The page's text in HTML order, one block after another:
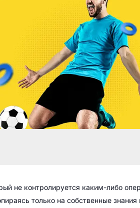
не контролируется каким-либо
только на собственные